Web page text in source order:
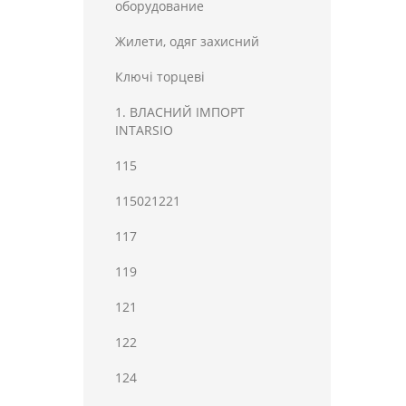
оборудование
Жилети, одяг захисний
Ключі торцеві
1. ВЛАСНИЙ ІМПОРТ
INTARSIO
115
115021221
117
119
121
122
124